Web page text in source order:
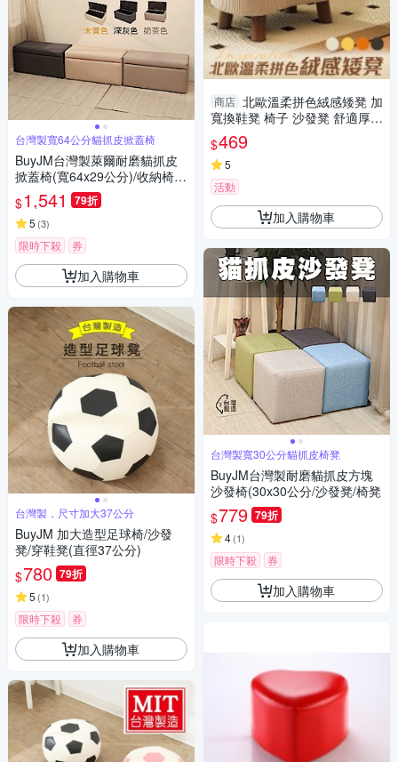
台灣製寬64公分貓抓皮掀蓋椅
BuyJM台灣製萊爾耐磨貓抓皮
掀蓋椅(寬64x29公分)/收納椅/
沙發凳/穿鞋椅
$1,541 79折
5 (3)
限時下殺 券
加入購物車
台灣製，尺寸加大37公分
BuyJM 加大造型足球椅/沙發
凳/穿鞋凳(直徑37公分)
$780 79折
5 (1)
限時下殺 券
加入購物車
商店 北歐溫柔拼色絨感矮凳 加
寬換鞋凳 椅子 沙發凳 舒適厚墊
椅凳 小椅子
$469
5
活動
加入購物車
台灣製寬30公分貓抓皮椅凳
BuyJM台灣製耐磨貓抓皮方塊
沙發椅(30x30公分/沙發凳/椅凳
$779 79折
4(1)
限時下殺 券
加入購物車